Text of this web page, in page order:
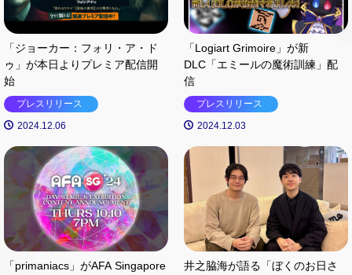
「ジョーカー：フォリ・ア・ド
ゥ」が本日よりプレミア配信開
始
プレスリリース
2024.12.06
「Logiart Grimoire」が新
DLC「エミールの魔術訓練」配
信
プレスリリース
2024.12.03
「primaniacs」がAFA Singapore
井之脇海が語る「ぼくのお日さ